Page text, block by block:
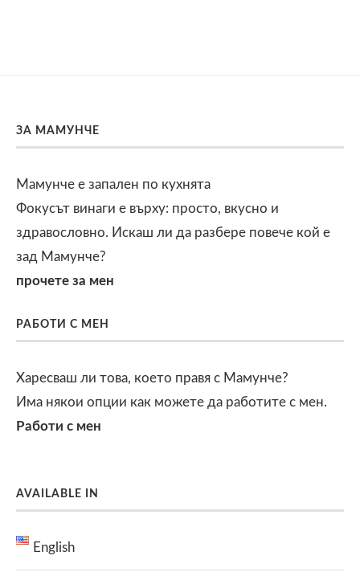
ЗА МАМУНЧЕ
Мамунче е запален по кухнята
Фокусът винаги е върху: просто, вкусно и
здравословно. Искаш ли да разбере повече кой е
зад Мамунче?
прочете за мен
РАБОТИ С МЕН
Харесваш ли това, което правя с Мамунче?
Има някои опции как можете да работите с мен.
Работи с мен
AVAILABLE IN
English